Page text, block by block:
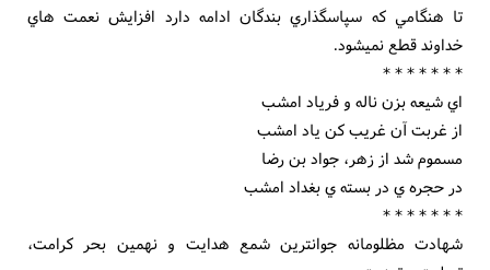
تا هنگامي که سپاسگذاري بندگان ادامه دارد افزايش نعمت هاي
خداوند قطع نميشود.
* * * * * * *
اي شيعه بزن ناله و فرياد امشب
از غربت آن غريب کن ياد امشب
مسموم شد از زهر، جواد بن رضا
در حجره ي در بسته ي بغداد امشب
* * * * * * *
شهادت مظلومانه جوانترين شمع هدايت و نهمين بحر کرامت،